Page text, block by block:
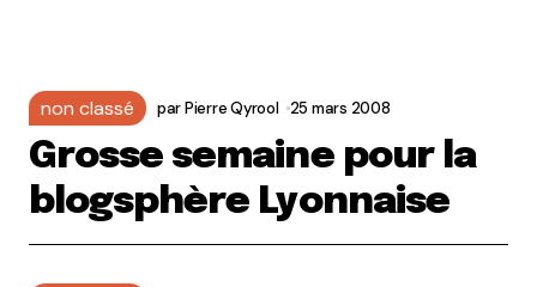
non classé parPierre Qyrool 25 mars 2008
Grosse semaine pour la
blogsphère Lyonnaise